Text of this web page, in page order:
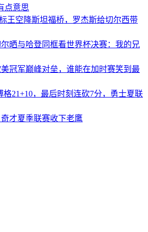
点意思
王空降斯坦福桥，罗杰斯给切尔西带
晒与哈登同框看世界杯决赛：我的兄
冠军巅峰对垒，谁能在加时赛笑到最
格21+10，最后时刻连砍7分，勇士夏联
才夏季联赛收下老鹰